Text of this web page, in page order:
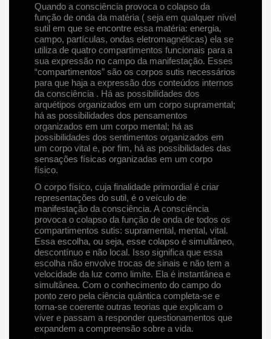
Quando a consciência provoca o colapso da
função de onda da matéria ( seja em qualquer nível
sutil em que se encontre essa matéria: energia,
campo, partículas, ondas eletromagnéticas) ela se
utiliza de quatro compartimentos funcionais para a
sua expressão no campo da manifestação. Esses
“compartimentos” são os corpos sutis necessários
para que haja a expressão dos conteúdos internos
da consciência . Há as possibilidades dos
arquétipos organizados em um corpo supramental;
há as possibilidades dos pensamentos
organizados em um corpo mental; há as
possibilidades dos sentimentos organizados em
um corpo vital e, por fim, há as possibilidades das
sensações físicas organizadas em um corpo
físico.
O corpo físico, cuja finalidade primordial é criar
representações do sutil, é o veículo de
manifestação da consciência. A consciência
provoca o colapso da função de onda de todos os
compartimentos sutis: supramental, mental, vital.
Essa escolha, ou seja, esse colapso é simultâneo,
descontínuo e não local. Isso significa que essa
escolha não envolve trocas de sinais e não tem a
velocidade da luz como limite. Ela é instantânea e
simultânea. Com o conhecimento do campo do
ponto zero pela ciência quântica completa-se e
torna-se coerente outras teorias que explicam o
viver e passam a responder questionamentos que
expandem a compreensão sobre a vida.